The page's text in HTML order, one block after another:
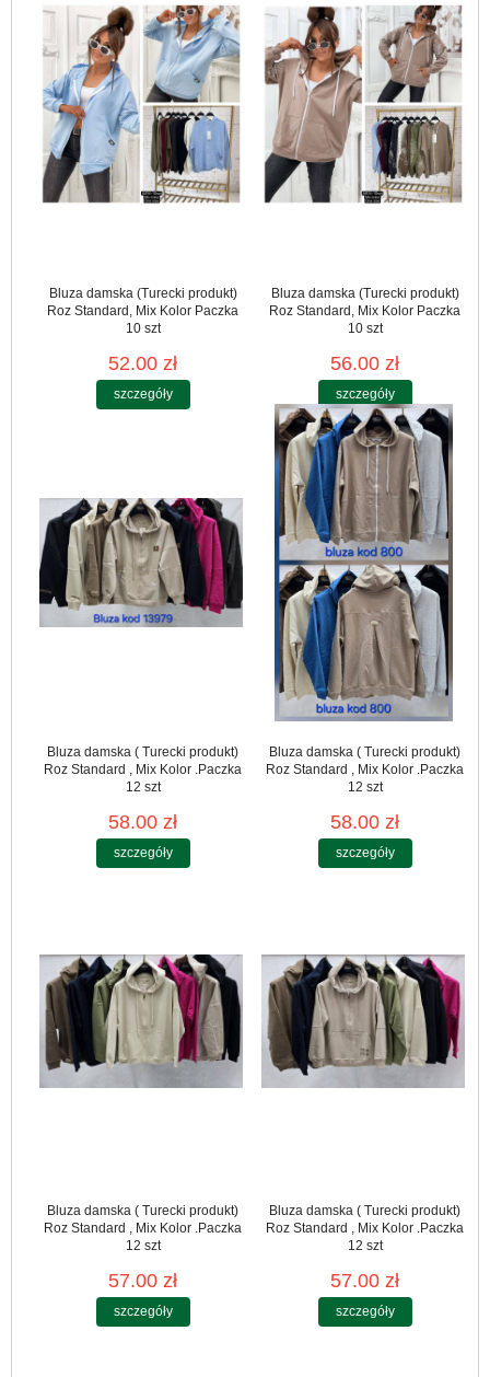
Bluza damska (Turecki produkt)
Roz Standard, Mix Kolor Paczka
10 szt
52.00 zł
szczegóły
Bluza damska (Turecki produkt)
Roz Standard, Mix Kolor Paczka
10 szt
56.00 zł
szczegóły
Bluza damska ( Turecki produkt)
Roz Standard , Mix Kolor .Paczka
12 szt
58.00 zł
szczegóły
Bluza damska ( Turecki produkt)
Roz Standard , Mix Kolor .Paczka
12 szt
58.00 zł
szczegóły
Bluza damska ( Turecki produkt)
Roz Standard , Mix Kolor .Paczka
12 szt
57.00 zł
szczegóły
Bluza damska ( Turecki produkt)
Roz Standard , Mix Kolor .Paczka
12 szt
57.00 zł
szczegóły